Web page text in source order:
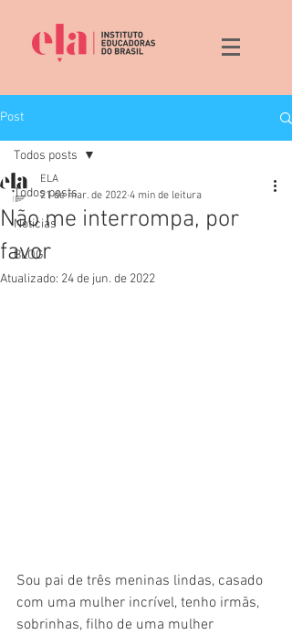
Post
Todos posts
Noticias
BLOG
Todos posts
Não me interrompa, por
favor
ELA
21 de mar. de 2022 4 min de leitura
Atualizado: 24 de jun. de 2022
Sou pai de três meninas lindas, casado
com uma mulher incrível, tenho irmãs,
sobrinhas, filho de uma mulher